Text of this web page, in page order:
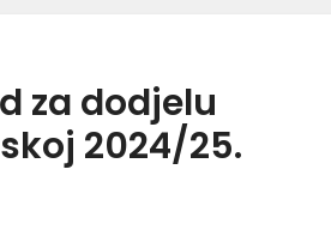
za dodjelu
2024/25.